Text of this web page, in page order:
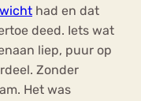
had en dat
deed. Iets wat
liep, puur op
Zonder
Het was